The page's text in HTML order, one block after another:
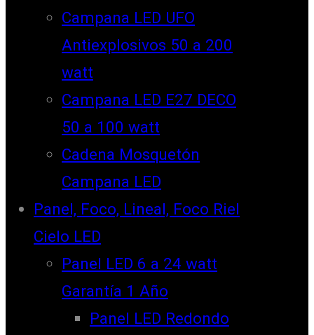
Campana LED UFO
Antiexplosivos 50 a 200
watt
Campana LED E27 DECO
50 a 100 watt
Cadena Mosquetón
Campana LED
Panel, Foco, Lineal, Foco Riel
Cielo LED
Panel LED 6 a 24 watt
Garantía 1 Año
Panel LED Redondo